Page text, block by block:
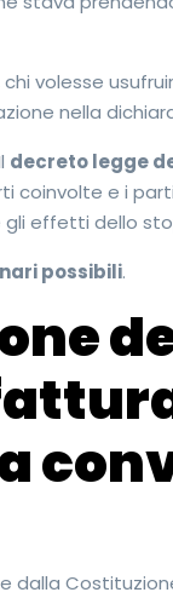
volesse
nella
decreto legge
coinvolte e i
effetti dello
possibili.
dalla